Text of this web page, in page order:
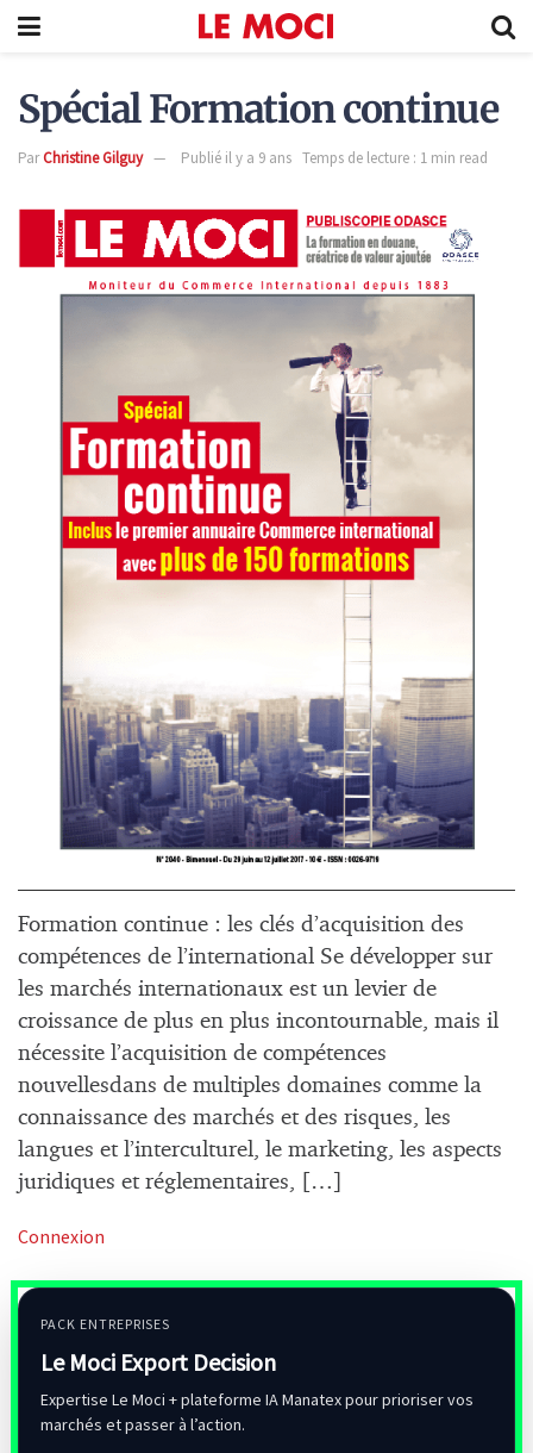
Spécial Formation continue
ParChristine Gilguy Publié il y a 9 ans Temps de lecture : 1 min read
Formation continue : les clés d’acquisition des
compétences de l’international Se développer sur
les marchés internationaux est un levier de
croissance de plus en plus incontournable, mais il
nécessite l’acquisition de compétences
nouvellesdans de multiples domaines comme la
connaissance des marchés et des risques, les
langues et l’interculturel, le marketing, les aspects
juridiques et réglementaires, […]
Connexion
PACK ENTREPRISES
Le Moci Export Decision
Expertise Le Moci + plateforme IA Manatex pour prioriser vos
marchés et passer à l’action.